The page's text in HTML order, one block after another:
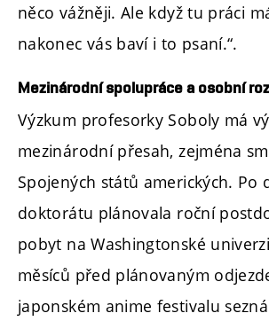
něco vážněji. Ale když tu práci
nakonec vás baví i to psaní.“.
Mezinárodní spolupráce a osobní
Výzkum profesorky Soboly má
mezinárodní přesah, zejména
Spojených států amerických. Po
doktorátu plánovala roční
pobyt na Washingtonské
měsíců před plánovaným
japonském anime festivalu